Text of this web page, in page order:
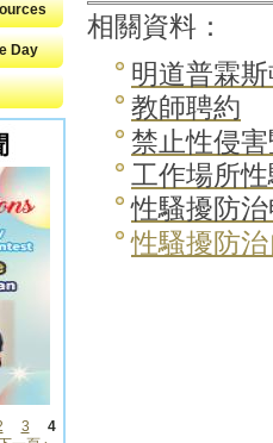
Day
3
4
相關資料：
明道普霖
教師聘約
禁止性侵
工作場所
性騷擾防
性騷擾防